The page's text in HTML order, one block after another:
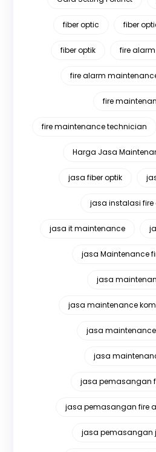
fiber optic fiber
fiber optik fire
fire alarm
fire
fire maintenance technician
Harga Jasa
jasa fiber optik
jasa instalasi fire
jasa it maintenance
jasa Maintenance
jasa
jasa maintenance
jasa
jasa
jasa pemasangan
jasa pemasangan fire
jasa pemasangan